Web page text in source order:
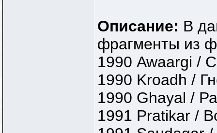
Описание: В
фрагменты из
1990 Awaargi /
1990 Kroadh /
1990 Ghayal /
1991 Pratikar /